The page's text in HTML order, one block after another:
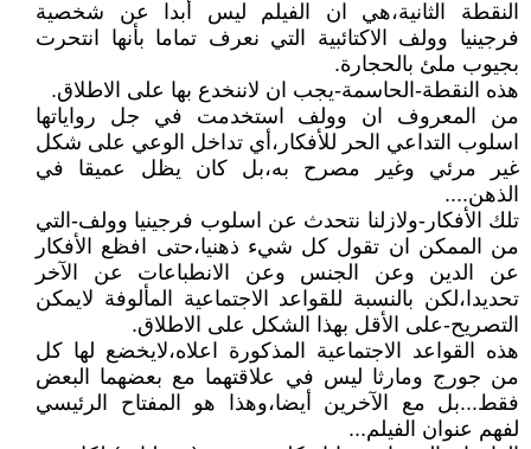
النقطة الثانية،هي ان الفيلم ليس أبدا عن شخصية
فرجينيا وولف الاكتائبية التي نعرف تماما بأنها انتحرت
بجيوب ملئ بالحجارة.
هذه النقطة-الحاسمة-يجب ان لاننخدع بها على الاطلاق.
من المعروف ان وولف استخدمت في جل رواياتها
اسلوب التداعي الحر للأفكار،أي تداخل الوعي على شكل
غير مرئي وغير مصرح به،بل كان يظل عميقا في
الذهن....
تلك الأفكار-ولازلنا نتحدث عن اسلوب فرجينيا وولف-التي
من الممكن ان تقول كل شيء ذهنيا،حتى افظع الأفكار
عن الدين وعن الجنس وعن الانطباعات عن الآخر
تحديدا،لكن بالنسبة للقواعد الاجتماعية المألوفة لايمكن
التصريح-على الأقل بهذا الشكل على الاطلاق.
هذه القواعد الاجتماعية المذكورة اعلاه،لايخضع لها كل
من جورج ومارثا ليس في علاقتهما مع بعضهما البعض
فقط...بل مع الآخرين أيضا،وهذا هو المفتاح الرئيسي
لفهم عنوان الفيلم...